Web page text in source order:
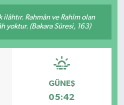
ilâhtır. Rahmân ve Rahîm olan
yoktur. (Bakara Sûresi, 163)
GÜNEŞ
05:42